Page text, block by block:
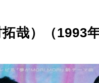
哉）（1993